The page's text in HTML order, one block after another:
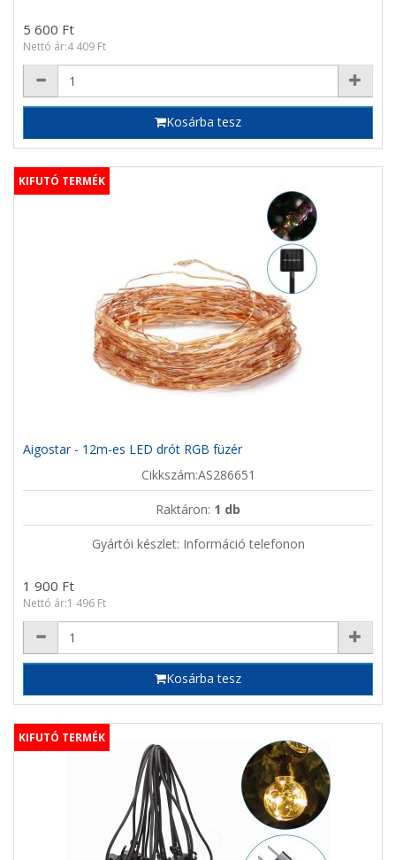
5 600 Ft
Nettó ár:4 409 Ft
Kosárba tesz
KIFUTÓ TERMÉK
Aigostar - 12m-es LED drót RGB füzér
Cikkszám:AS286651
Raktáron: 1 db
Gyártói készlet: Információ telefonon
1 900 Ft
Nettó ár:1 496 Ft
Kosárba tesz
KIFUTÓ TERMÉK